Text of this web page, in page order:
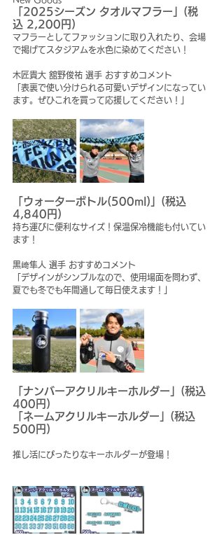
「2025シーズン タオルマフラー」(税
込 2,200円)
マフラーとしてファッションに取り入れたり、会場
で掲げてスタジアムを水色に染めてください！
木匠貴大 舘野俊祐 選手 おすすめコメント
「表裏で使い分けられる可愛いデザインになってい
ます。ぜひこれを買って応援してください！」
「ウォーターボトル(500ml)」(税込
4,840円)
持ち運びに便利なサイズ！保温保冷機能も付いてい
ます！
黒﨑隼人 選手 おすすめコメント
「デザインがシンプルなので、使用場面を問わず、
夏でも冬でも年間通して毎日使えます！」
「ナンバーアクリルキーホルダー」(税込
400円)
「ネームアクリルキーホルダー」(税込
500円)
推し活にぴったりなキーホルダーが登場！